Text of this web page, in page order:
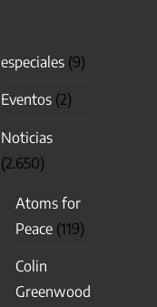
especiales (9)
Eventos (2)
Noticias
(2.650)
Atoms for
Peace (119)
Colin
Greenwood